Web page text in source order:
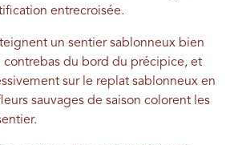
entrecroisée.
un sentier sablonneux bien
contrebas du bord du précipice, et
sur le replat sablonneux en
sauvages de saison colorent les